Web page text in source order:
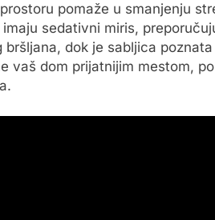
pomaže u smanjenju
sedativni miris,
bršljana, dok je sabljica
vaš dom prijatnijim mestom,